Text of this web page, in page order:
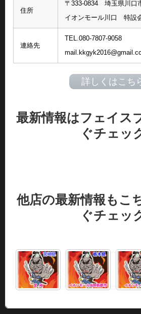
住所
〒333-0834 埼玉県川口
イオンモール川口 特設
連絡先
TEL.080‐7807‐9058
詳しくはこち
最新情報はフェイス
ぐチェッ
他店の最新情報もこ
ぐチェッ